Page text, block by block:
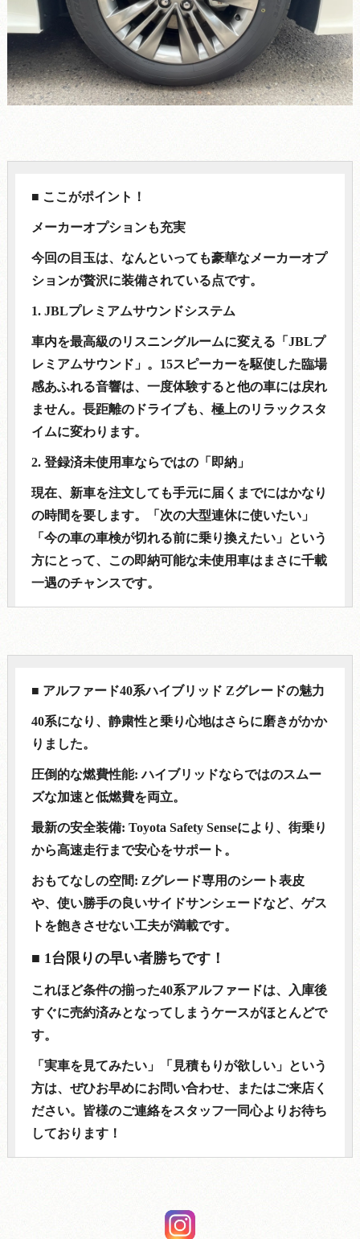
■ ここがポイント！
メーカーオプションも充実
今回の目玉は、なんといっても豪華なメーカーオプ
ションが贅沢に装備されている点です。
1. JBLプレミアムサウンドシステム
車内を最高級のリスニングルームに変える「JBLプ
レミアムサウンド」。15スピーカーを駆使した臨場
感あふれる音響は、一度体験すると他の車には戻れ
ません。長距離のドライブも、極上のリラックスタ
イムに変わります。
2. 登録済未使用車ならではの「即納」
現在、新車を注文しても手元に届くまでにはかなり
の時間を要します。「次の大型連休に使いたい」
「今の車の車検が切れる前に乗り換えたい」という
方にとって、この即納可能な未使用車はまさに千載
一遇のチャンスです。
■ アルファード40系ハイブリッド Zグレードの魅力
40系になり、静粛性と乗り心地はさらに磨きがかか
りました。
圧倒的な燃費性能: ハイブリッドならではのスムー
ズな加速と低燃費を両立。
最新の安全装備: Toyota Safety Senseにより、街乗り
から高速走行まで安心をサポート。
おもてなしの空間: Zグレード専用のシート表皮
や、使い勝手の良いサイドサンシェードなど、ゲス
トを飽きさせない工夫が満載です。
■ 1台限りの早い者勝ちです！
これほど条件の揃った40系アルファードは、入庫後
すぐに売約済みとなってしまうケースがほとんどで
す。
「実車を見てみたい」「見積もりが欲しい」という
方は、ぜひお早めにお問い合わせ、またはご来店く
ださい。皆様のご連絡をスタッフ一同心よりお待ち
しております！